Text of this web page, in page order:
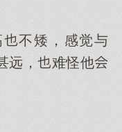
不矮，感觉与
远，难怪他